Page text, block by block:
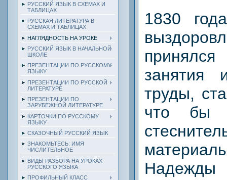
РУССКИЙ ЯЗЫК В СХЕМАХ И
ТАБЛИЦАХ
РУССКАЯ ЛИТЕРАТУРА В
СХЕМАХ И ТАБЛИЦАХ
НАГЛЯДНОСТЬ НА УРОКЕ
РУССКИЙ ЯЗЫК В НАЧАЛЬНОЙ
ШКОЛЕ
ПРЕЗЕНТАЦИИ ПО РУССКОМУ
ЯЗЫКУ
ПРЕЗЕНТАЦИИ ПО РУССКОЙ
ЛИТЕРАТУРЕ
ПРЕЗЕНТАЦИИ ПО
ЗАРУБЕЖНОЙ ЛИТЕРАТУРЕ
КАРТОЧКИ ПО РУССКОМУ
ЯЗЫКУ
СКАЗОЧНЫЙ РУССКИЙ ЯЗЫК
ЗНАКОМЬТЕСЬ: ИМЯ
ЧИСЛИТЕЛЬНОЕ
ВИДЫ РАЗБОРА НА УРОКАХ
РУССКОГО ЯЗЫКА
ПРОФИЛЬНЫЙ КЛАСС
1830
занятия
труды,
что бы
Надежды